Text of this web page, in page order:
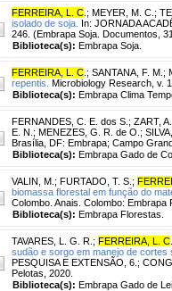
FERREIRA, L. C ; MEYER, M. C. ;
isolado de soja. In: JORNADA
246. (Embrapa Soja. Documentos,
Biblioteca(s): Embrapa Soja.
FERREIRA, L. C ; SANTANA, F. M. ;
repentis. Microbiology Research, v.
Biblioteca(s): Embrapa Clima
FERNANDES, C. E. dos S. ; ZART,
E. N.; MENEZES, G. R. de O.;
Brasília, DF: Embrapa; Campo
Biblioteca(s): Embrapa Gado de
VALIN, M. ; FURTADO, T. S. ;
biomassa florestal em função do
Colombo. Anais. Colombo:
Biblioteca(s): Embrapa Florestas.
TAVARES, L. G. R. ; FERREIRA, L. C
sudão e sorgo em manejo de
PESQUISA E EXTENSÃO, 6.;
Pelotas, 2020.
Biblioteca(s): Embrapa Gado de